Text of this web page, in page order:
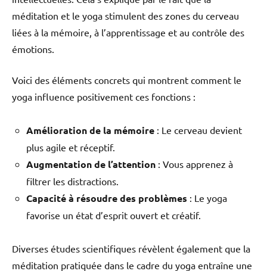
méditation et le yoga stimulent des zones du cerveau
liées à la mémoire, à l’apprentissage et au contrôle des
émotions.
Voici des éléments concrets qui montrent comment le
yoga influence positivement ces fonctions :
Amélioration de la mémoire : Le cerveau devient
plus agile et réceptif.
Augmentation de l’attention : Vous apprenez à
filtrer les distractions.
Capacité à résoudre des problèmes : Le yoga
favorise un état d’esprit ouvert et créatif.
Diverses études scientifiques révèlent également que la
méditation pratiquée dans le cadre du yoga entraîne une